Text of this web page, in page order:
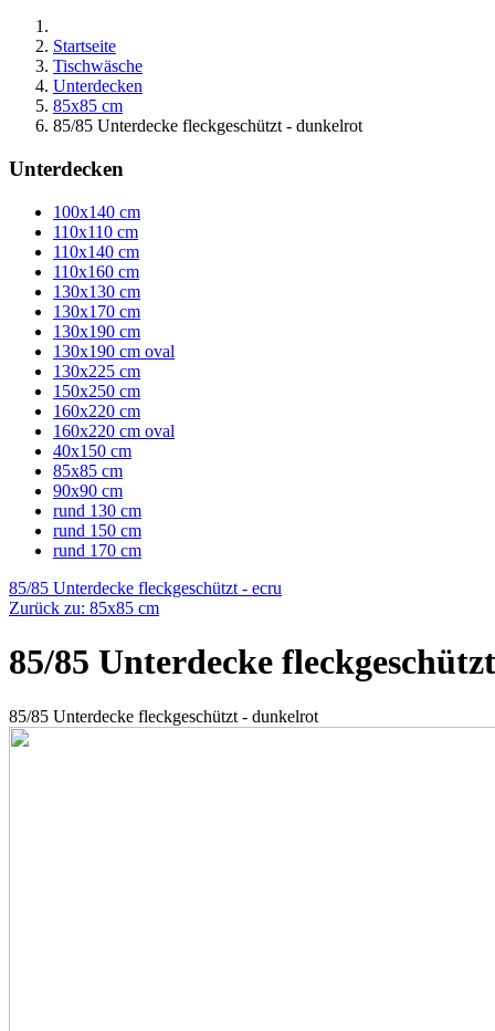
Startseite
Tischwäsche
Unterdecken
85x85 cm
85/85 Unterdecke fleckgeschützt - dunkelrot
Unterdecken
100x140 cm
110x110 cm
110x140 cm
110x160 cm
130x130 cm
130x170 cm
130x190 cm
130x190 cm oval
130x225 cm
150x250 cm
160x220 cm
160x220 cm oval
40x150 cm
85x85 cm
90x90 cm
rund 130 cm
rund 150 cm
rund 170 cm
85/85 Unterdecke fleckgeschützt - ecru
Zurück zu: 85x85 cm
85/85 Unterdecke
85/85 Unterdecke fleckgeschützt - dunkelrot